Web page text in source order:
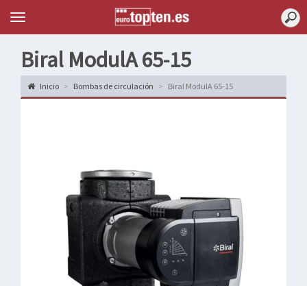
Topten
Menu
Biral ModulA 65-15
Inicio Bombas de circulación Biral ModulA 65-15